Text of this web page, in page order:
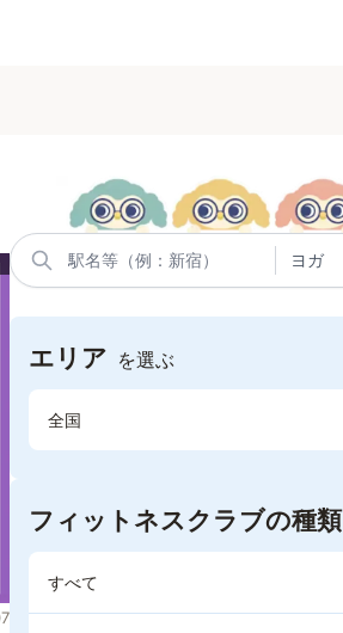
エリア を選ぶ
全国
フィットネスクラブの種類
すべて